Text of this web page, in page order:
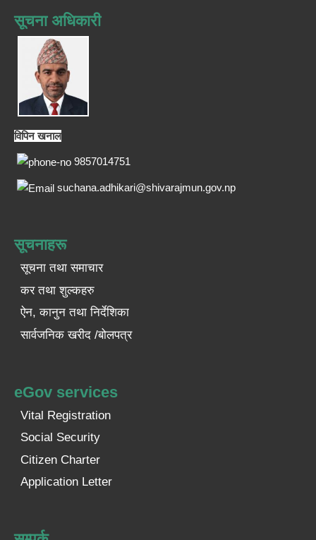
सूचना अधिकारी
विपिन खनाल
9857014751
suchana.adhikari@shivarajmun.gov.np
सूचनाहरू
सूचना तथा समाचार
कर तथा शुल्कहरु
ऐन, कानुन तथा निर्देशिका
सार्वजनिक खरीद /बोलपत्र
eGov services
Vital Registration
Social Security
Citizen Charter
Application Letter